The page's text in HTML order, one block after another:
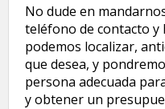
No dude en
teléfono de contacto y
podemos localizar,
que desea, y
persona adecuada
y obtener un